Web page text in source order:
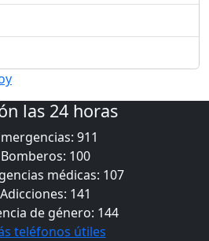
las 24 horas
911
Bomberos: 100
médicas: 107
Adicciones: 141
de género: 144
teléfonos útiles